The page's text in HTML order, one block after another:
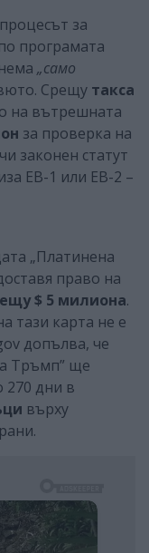
за
програмата
„само
Срещу такса
на вътрешната
за проверка на
законен статут
EB-1 или EB-2 –
„Платинена
право на
$ 5 милиона.
тази карта не е
допълва, че
Тръмп” ще
270 дни в
върху